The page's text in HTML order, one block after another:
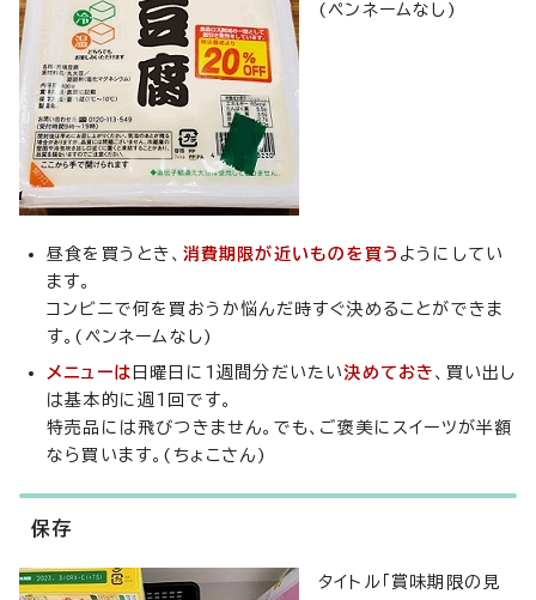
(ペンネームなし)
昼食を買うとき、 消費期限が近いものを買う ようにしてい
ます。
コンビニで何を買おうか悩んだ時すぐ決めることができま
す。(ペンネームなし)
メニューは 日曜日に1週間分だいたい決めておき 、買い出し
は基本的に週1回です。
特売品には飛びつきません。でも、ご褒美にスイーツが半額
なら買います。(ちょこさん)
保存
タイトル「賞味期限の見